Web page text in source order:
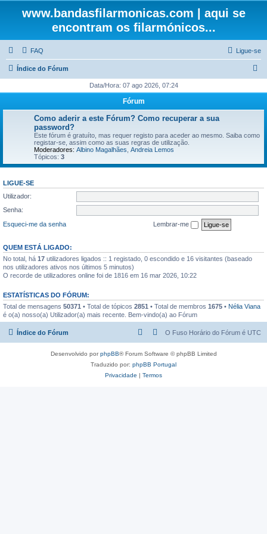
www.bandasfilarmonicas.com | aqui se
encontram os filarmónicos...
FAQ Ligue-se
Índice do Fórum
q
a
Data/Hora: 07 ago 2026, 07:24
Fórum
Como aderir a este Fórum? Como recuperar a sua
password?
Este fórum é gratuíto, mas requer registo para aceder ao mesmo. Saiba como
registar-se, assim como as suas regras de utilização.
Moderadores: Albino Magalhães Andreia Lemos
Tópicos: 3
LIGUE-SE
Utilizador:
Senha:
Esqueci-me da senha
Lembrar-me
QUEM ESTÁ LIGADO:
No total, há 17 utilizadores ligados :: 1 registado, 0 escondido e 16 visitantes (baseado
nos utilizadores ativos nos últimos 5 minutos)
O recorde de utilizadores online foi de 1816 em 16 mar 2026, 10:22
ESTATÍSTICAS DO FÓRUM:
Total de mensagens 50371 • Total de tópicos 2851 • Total de membros 1675 • Nélia Viana
é o(a) nosso(a) Utilizador(a) mais recente. Bem-vindo(a) ao Fórum
Índice do Fórum O Fuso Horário do Fórum é UTC
Desenvolvido porphpBB® Forum Software © phpBB Limited
Traduzido por: phpBB Portugal
Privacidade | Termos